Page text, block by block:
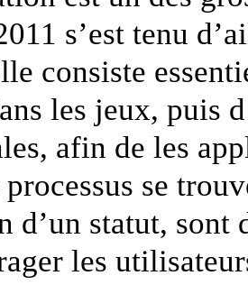
s’est tenu
consiste
les jeux, puis
afin de les
se
d’un statut, sont
les